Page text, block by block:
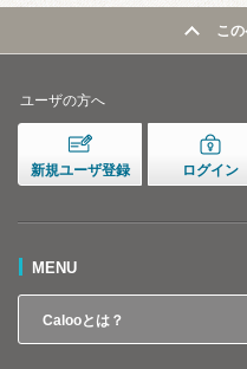
こ
ユーザの方へ
新規ユーザ登録 ログイン
MENU
Calooとは？